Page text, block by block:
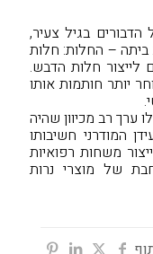
בגיל צעיר,
– החלות: חלות
לייצור חלות הדבש.
יותר חותמות אותו
ערך רב מכיוון שהיה
המודרני חשיבותו
משחות רפואיות
של מוצרי נרות